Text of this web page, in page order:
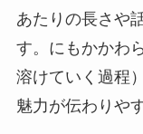
あたりの長さや
す。にもかかわ
溶けていく過程
魅力が伝わりや